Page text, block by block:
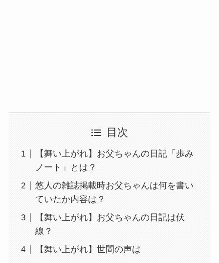
目次
【舞い上がれ】お父ちゃんの日記「歩み
ノート」とは？
悠人の雑誌掲載時お父ちゃんは何を書い
ていたか内容は？
【舞い上がれ】お父ちゃんの日記は伏
線？
【舞い上がれ】世間の声は